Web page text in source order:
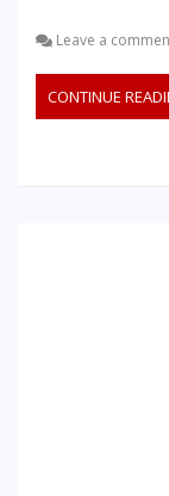
Leave a
CONTINUE